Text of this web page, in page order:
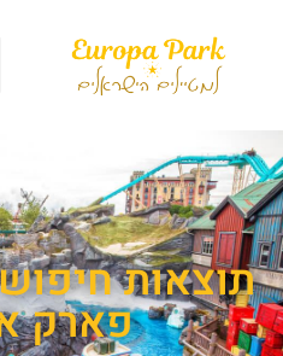
תוצאות
פארק